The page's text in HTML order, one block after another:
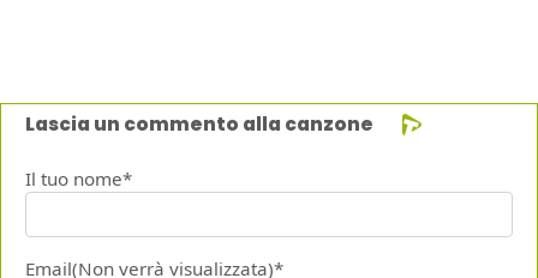
Lascia un commento alla canzone
Il tuo nome*
Email(Non verrà visualizzata)*